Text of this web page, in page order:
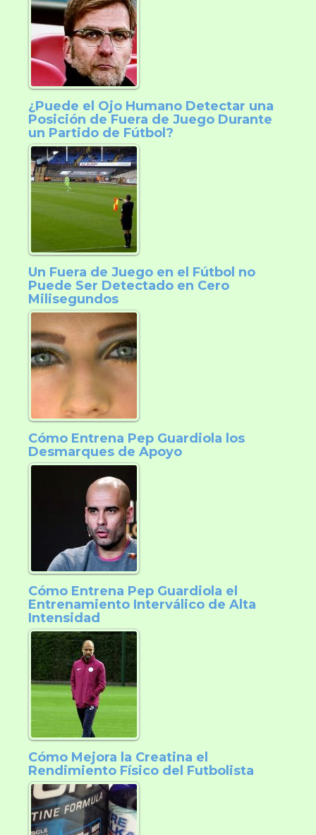
¿Puede el Ojo Humano Detectar una
Posición de Fuera de Juego Durante
un Partido de Fútbol?
Un Fuera de Juego en el Fútbol no
Puede Ser Detectado en Cero
Milisegundos
Cómo Entrena Pep Guardiola los
Desmarques de Apoyo
Cómo Entrena Pep Guardiola el
Entrenamiento Interválico de Alta
Intensidad
Cómo Mejora la Creatina el
Rendimiento Físico del Futbolista